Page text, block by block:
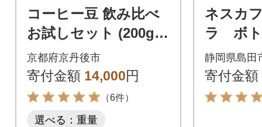
コーヒー豆 飲み比べ
お試しセット (200gx3
種) 自家焙煎珈琲豆
【栽培期間中農薬不使
用】
京都府京丹後市
寄付金額 14,000円
（6件）
選べる：重量
ネスカ
ラ ボト
無糖
(24本)
静岡県島田
寄付金額